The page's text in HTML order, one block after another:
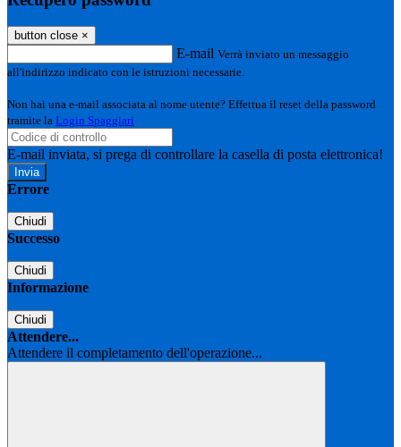
button close ×
E-mail Verrà inviato un messaggio
all'indirizzo indicato con le istruzioni necessarie.
Non hai una e-mail associata al nome utente? Effettua il reset della password
tramite la Login Spaggiari
E-mail inviata, si prega di controllare la casella di posta elettronica!
Errore
Chiudi
Successo
Chiudi
Informazione
Chiudi
Attendere...
Attendere il completamento dell'operazione...